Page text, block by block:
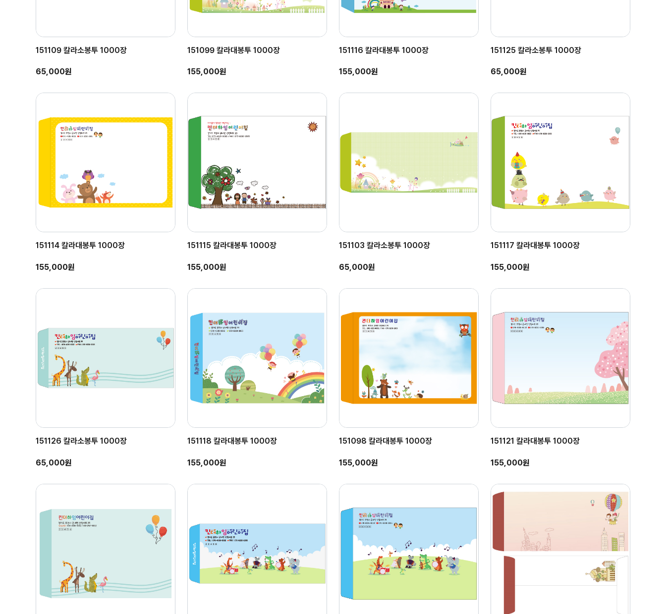
151109 칼라소봉투 1000장
65,000원
151099 칼라대봉투 1000장
155,000원
151116 칼라대봉투 1000장
155,000원
151125 칼라소봉투 1000장
65,000원
151114 칼라대봉투 1000장
155,000원
151115 칼라대봉투 1000장
155,000원
151103 칼라소봉투 1000장
65,000원
151117 칼라대봉투 1000장
155,000원
151126 칼라소봉투 1000장
65,000원
151118 칼라대봉투 1000장
155,000원
151098 칼라대봉투 1000장
155,000원
151121 칼라대봉투 1000장
155,000원